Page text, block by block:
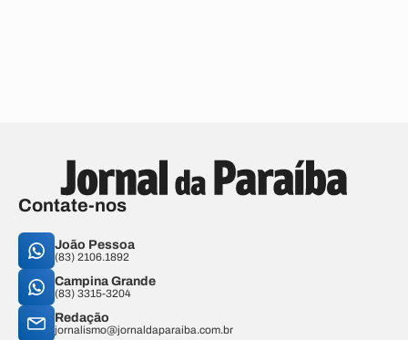
Contate-nos
João Pessoa
(83) 2106.1892
Campina Grande
(83) 3315-3204
Redação
jornalismo@jornaldaparaiba.com.br